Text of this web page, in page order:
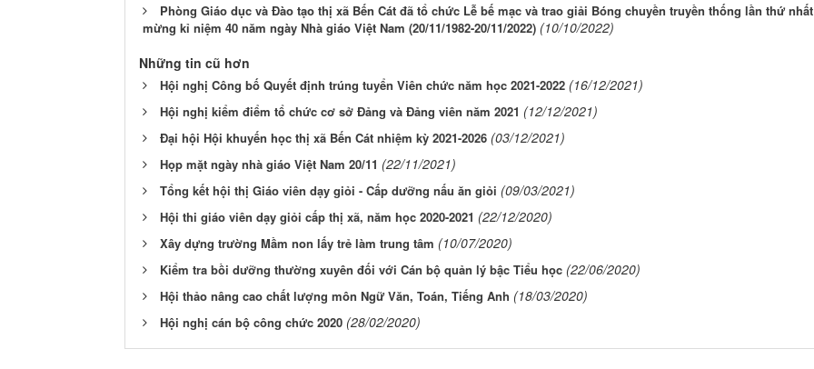
Phòng Giáo dục và Đào tạo thị xã Bến Cát đã tổ chức Lễ bế mạc và trao giải Bóng chuyền truyền thống lần thứ
mừng kỉ niệm 40 năm ngày Nhà giáo Việt Nam (20/11/1982-20/11/2022) (10/10/2022)
Những tin cũ hơn
Hội nghị Công bố Quyết định trúng tuyển Viên chức năm học 2021-2022 (16/12/2021)
Hội nghị kiểm điểm tổ chức cơ sở Đảng và Đảng viên năm 2021 (12/12/2021)
Đại hội Hội khuyến học thị xã Bến Cát nhiệm kỳ 2021-2026 (03/12/2021)
Họp mặt ngày nhà giáo Việt Nam 20/11 (22/11/2021)
Tổng kết hội thị Giáo viên dạy giỏi - Cấp dưỡng nấu ăn giỏi (09/03/2021)
Hội thi giáo viên dạy giỏi cấp thị xã, năm học 2020-2021 (22/12/2020)
Xây dựng trường Mầm non lấy trẻ làm trung tâm (10/07/2020)
Kiểm tra bồi dưỡng thường xuyên đối với Cán bộ quản lý bậc Tiểu học (22/06/2020)
Hội thảo nâng cao chất lượng môn Ngữ Văn, Toán, Tiếng Anh (18/03/2020)
Hội nghị cán bộ công chức 2020 (28/02/2020)